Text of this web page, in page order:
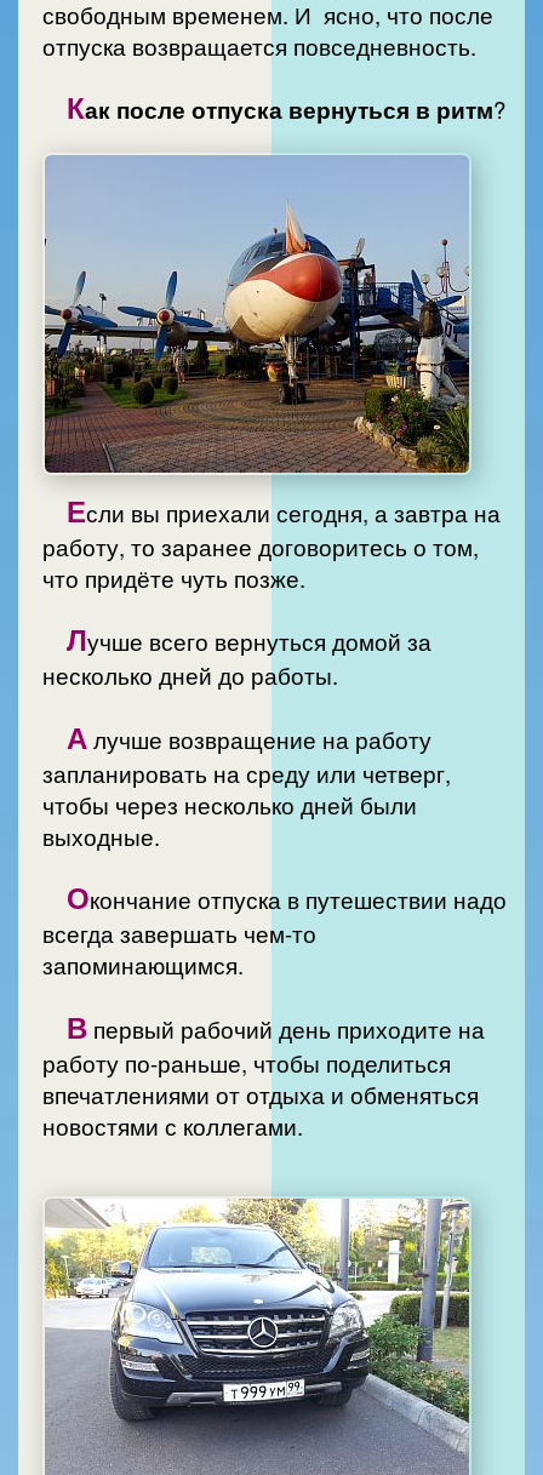
свободным временем. И ясно, что после
отпуска возвращается повседневность.
Как после отпуска вернуться в ритм?
Если вы приехали сегодня, а завтра на
работу, то заранее договоритесь о том,
что придёте чуть позже.
Лучше всего вернуться домой за
несколько дней до работы.
Алучше возвращение на работу
запланировать на среду или четверг,
чтобы через несколько дней были
выходные.
Окончание отпуска в путешествии надо
всегда завершать чем-то
запоминающимся.
В первый рабочий день приходите на
работу по-раньше, чтобы поделиться
впечатлениями от отдыха и обменяться
новостями с коллегами.